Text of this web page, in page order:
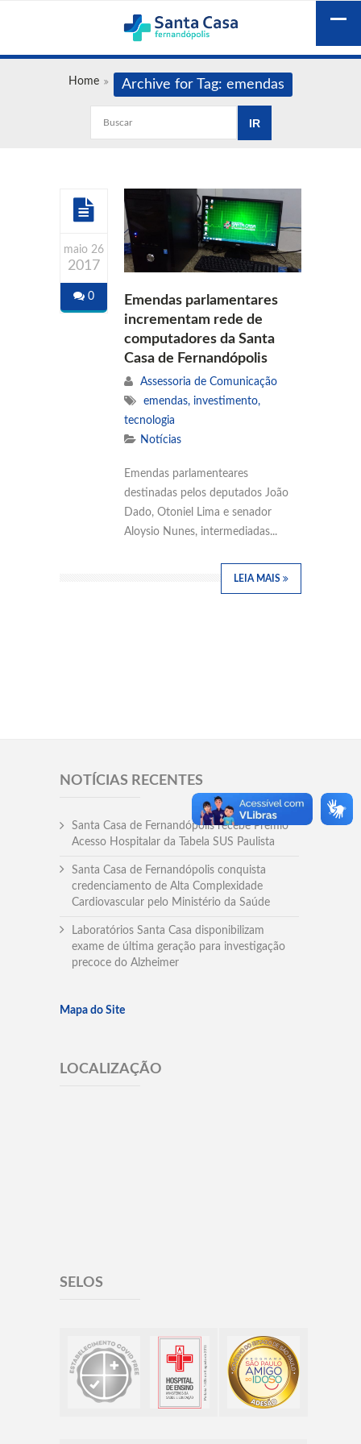
Home Archive for Tag: emendas
maio 26
2017
0
Emendas parlamentares
incrementam rede de
computadores da Santa
Casa de Fernandópolis
Assessoria de Comunicação
emendas, investimento,
tecnologia
Notícias
Emendas parlamenteares
destinadas pelos deputados João
Dado, Otoniel Lima e senador
Aloysio Nunes, intermediadas...
LEIA MAIS
NOTÍCIAS RECENTES
Santa Casa de Fernandópolis recebe Prêmio
Acesso Hospitalar da Tabela SUS Paulista
Santa Casa de Fernandópolis conquista
credenciamento de Alta Complexidade
Cardiovascular pelo Ministério da Saúde
Laboratórios Santa Casa disponibilizam
exame de última geração para investigação
precoce do Alzheimer
Mapa do Site
LOCALIZAÇÃO
SELOS